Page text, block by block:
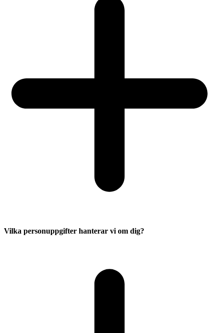
Vilka personuppgifter hanterar vi om dig?